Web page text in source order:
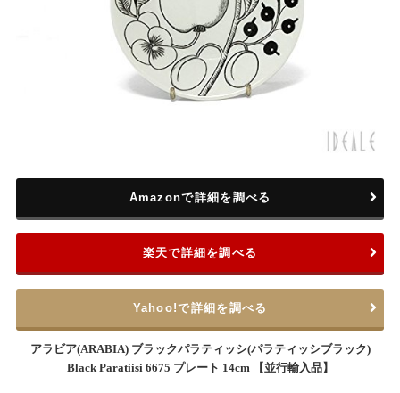
アラビア(ARABIA) ブラックパラティッシ(パラティッシブラック)
Black Paratiisi 6675 プレート 14cm 【並行輸入品】
Amazonで詳細を調べる
楽天で詳細を調べる
Yahoo!で詳細を調べる